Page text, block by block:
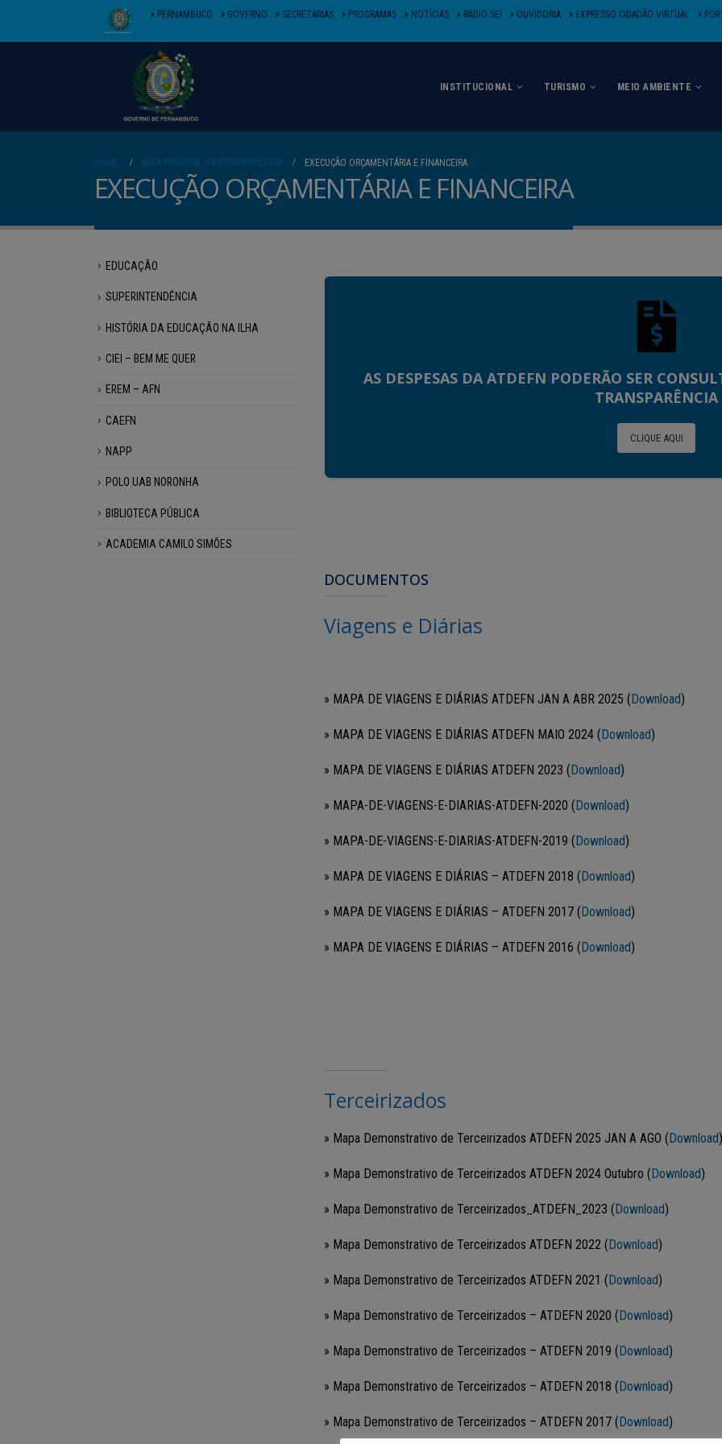
PERNAMBUCO GOVERNO SECRETARIAS PROGRAMAS NOTÍCIAS RÁDIO SEI OUVIDORIA EXPRESSO CIDADÃO VIRTUAL
INSTITUCIONAL TURISMO MEIO AMBIENTE
HOME ÁREA PRINCIPAL DA TRANSPARÊNCIA EXECUÇÃO ORÇAMENTÁRIA E FINANCEIRA
EXECUÇÃO ORÇAMENTÁRIA E FINANCEIRA
AS DESPESAS DA ATDEFN PODERÃO SER
TRANSPARÊNCIA
CLIQUE AQUI
DOCUMENTOS
Viagens e Diárias
» MAPA DE VIAGENS E DIÁRIAS ATDEFN JAN A ABR 2025 (Download)
» MAPA DE VIAGENS E DIÁRIAS ATDEFN MAIO 2024 (Download)
» MAPA DE VIAGENS E DIÁRIAS ATDEFN 2023 (Download)
» MAPA-DE-VIAGENS-E-DIARIAS-ATDEFN-2020 (Download)
» MAPA-DE-VIAGENS-E-DIARIAS-ATDEFN-2019 (Download)
» MAPA DE VIAGENS E DIÁRIAS – ATDEFN 2018 (Download)
» MAPA DE VIAGENS E DIÁRIAS – ATDEFN 2017 (Download)
» MAPA DE VIAGENS E DIÁRIAS – ATDEFN 2016 (Download)
Terceirizados
» Mapa Demonstrativo de Terceirizados ATDEFN 2025 JAN A AGO (Download)
» Mapa Demonstrativo de Terceirizados ATDEFN 2024 Outubro (Download)
» Mapa Demonstrativo de Terceirizados_ATDEFN_2023 (Download)
» Mapa Demonstrativo de Terceirizados ATDEFN 2022 (Download)
» Mapa Demonstrativo de Terceirizados ATDEFN 2021 (Download)
» Mapa Demonstrativo de Terceirizados – ATDEFN 2020 (Download)
» Mapa Demonstrativo de Terceirizados – ATDEFN 2019 (Download)
» Mapa Demonstrativo de Terceirizados – ATDEFN 2018 (Download)
» Mapa Demonstrativo de Terceirizados – ATDEFN 2017 (Download)
EDUCAÇÃO
SUPERINTENDÊNCIA
HISTÓRIA DA EDUCAÇÃO NA ILHA
CIEI – BEM ME QUER
EREM – AFN
CAEFN
NAPP
POLO UAB NORONHA
BIBLIOTECA PÚBLICA
ACADEMIA CAMILO SIMÕES